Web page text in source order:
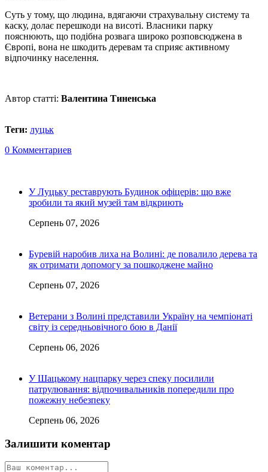
Суть у тому, що людина, вдягаючи страхувальну систему та
каску, долає перешкоди на висоті. Власники парку
пояснюють, що подібна розвага широко розповсюджена в
Європі, вона не шкодить деревам та сприяє активному
відпочинку населення.
Автор статті: Валентина Тиненська
Теги: луцьк
0 Комментариев
У Луцьку реставрують Будинок офіцерів: що вже
зробили та який музей там відкриють
Серпень 07, 2026
Буревій наробив лиха на Волині: де повалило дерева та
як отримати допомогу за пошкоджене майно
Серпень 07, 2026
Ветерани з Волині представили Україну на чемпіонаті
світу із середньовічного бою в Данії
Серпень 06, 2026
У Шацькому нацпарку через спеку посилили
патрулювання: відпочивальників попередили про
пожежну небезпеку
Серпень 06, 2026
Залишити коментар